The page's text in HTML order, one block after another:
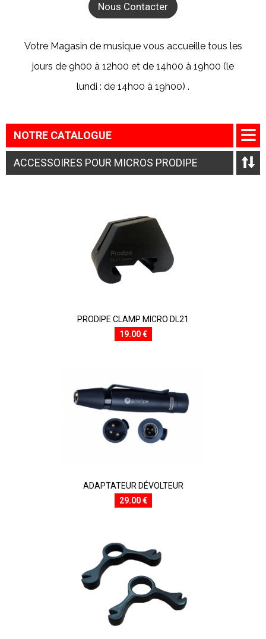
Nous Contacter
Votre Magasin de musique vous accueille tous les
jours de 9h00 à 12h00 et de 14h00 à 19h00 (le
lundi : de 14h00 à 19h00) .
NOTRE CATALOGUE
ACCESSOIRES POUR MICROS PRODIPE
PRODIPE CLAMP MICRO DL21
19.00 €
ADAPTATEUR DÉVOLTEUR
29.00 €